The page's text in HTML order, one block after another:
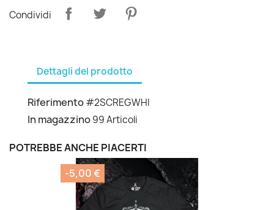
Condividi
Dettagli del prodotto
Riferimento#2SCREGWHI
In magazzino99 Articoli
POTREBBE ANCHE PIACERTI
-5,00 €